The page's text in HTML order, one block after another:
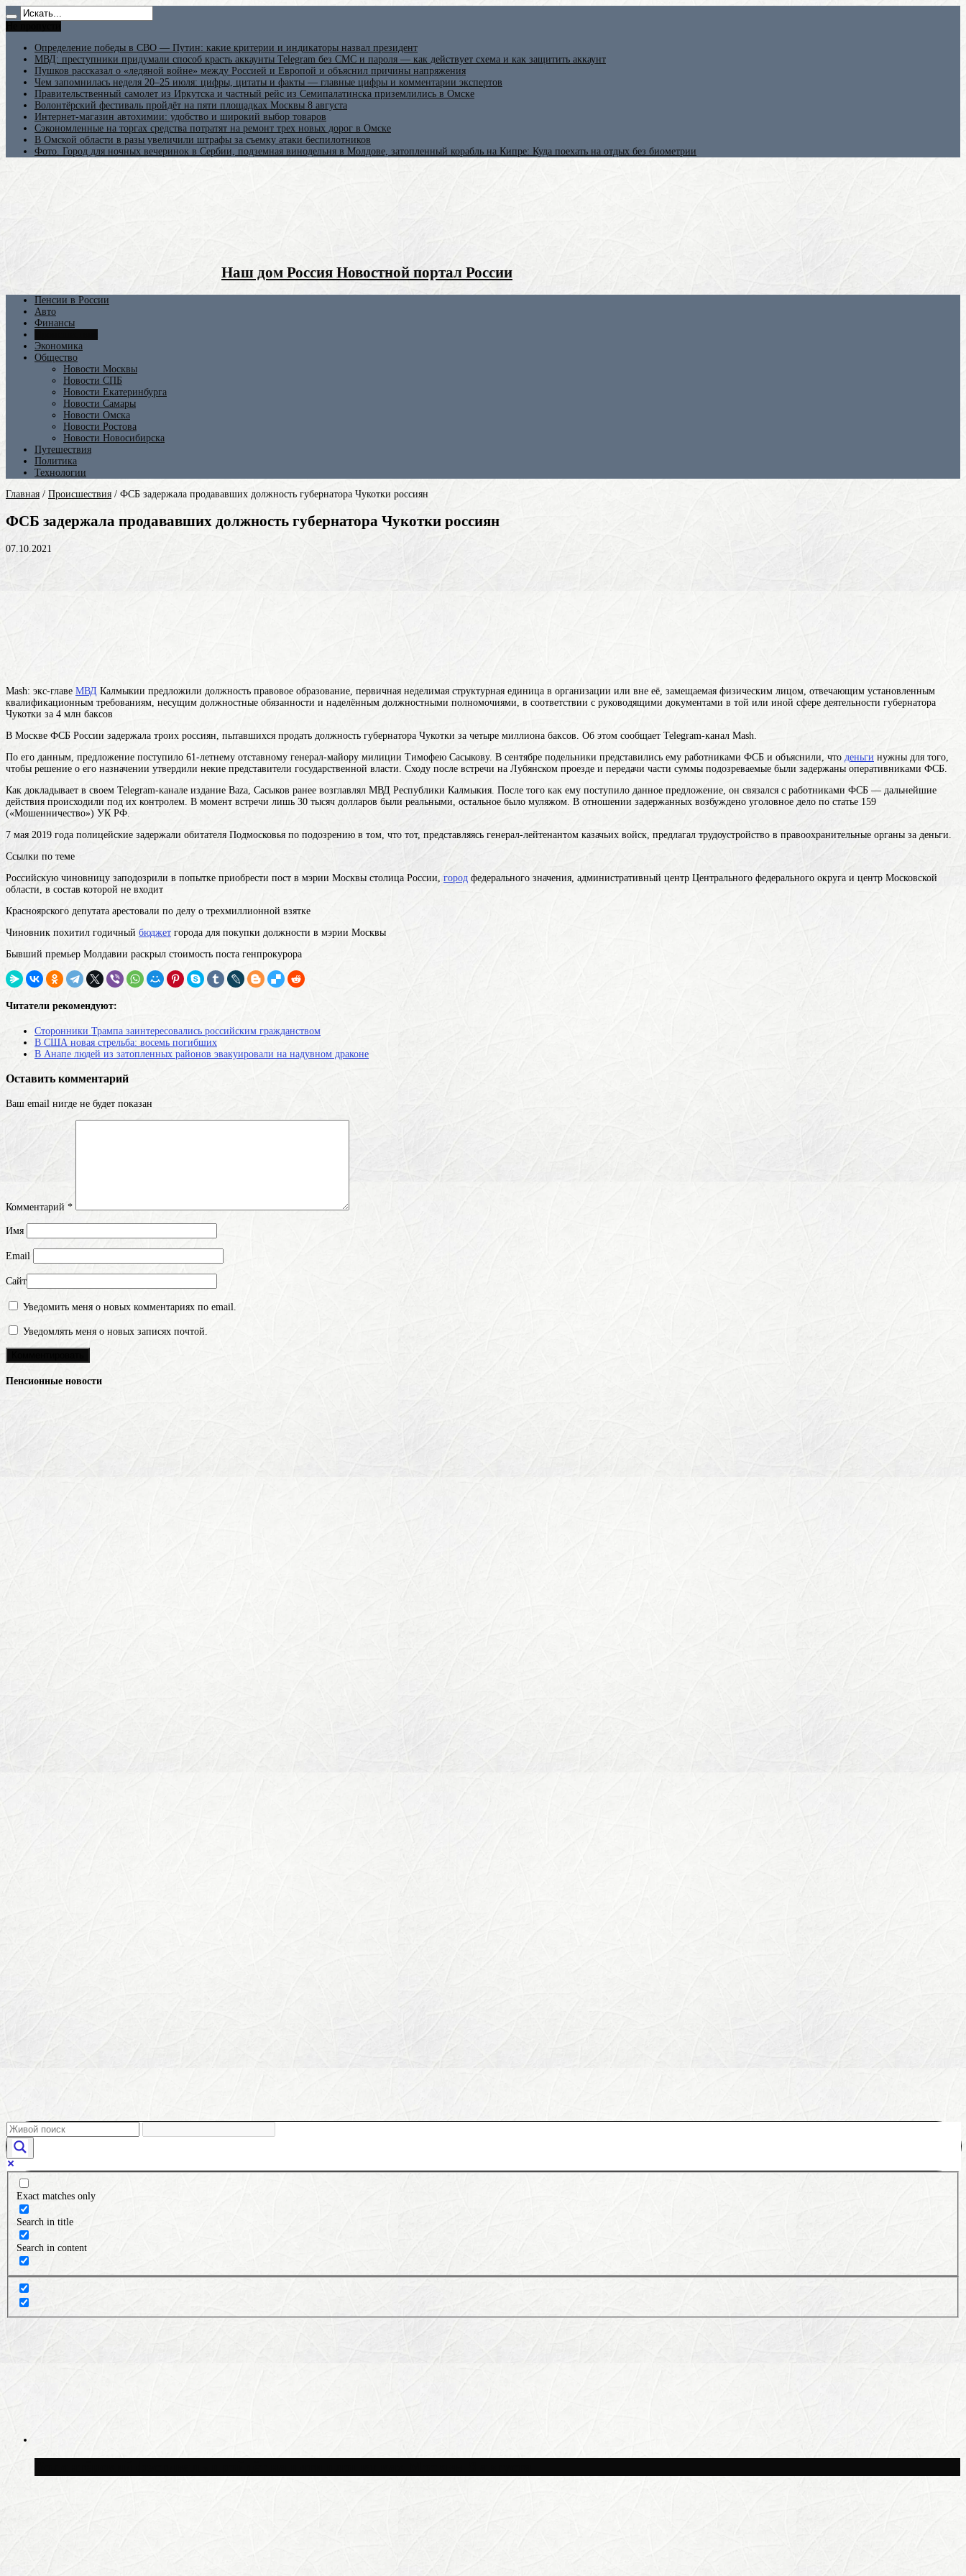
Определение победы в СВО — Путин: какие критерии и индикаторы назвал президент
МВД: преступники придумали способ красть аккаунты Telegram без СМС и пароля — как действует схема и как защитить аккаунт
Пушков рассказал о «ледяной войне» между Россией и Европой и объяснил причины напряжения
Чем запомнилась неделя 20–25 июля: цифры, цитаты и факты — главные цифры и комментарии экспертов
Правительственный самолет из Иркутска и частный рейс из Семипалатинска приземлились в Омске
Волонтёрский фестиваль пройдёт на пяти площадках Москвы 8 августа
Интернет-магазин автохимии: удобство и широкий выбор товаров
Сэкономленные на торгах средства потратят на ремонт трех новых дорог в Омске
В Омской области в разы увеличили штрафы за съемку атаки беспилотников
Фото. Город для ночных вечеринок в Сербии, подземная винодельня в Молдове, затопленный корабль на Кипре: Куда поехать на отдых без биометрии
Наш дом Россия Новостной портал России
Пенсии в России
Авто
Финансы
Экономика
Общество
Новости Москвы
Новости СПБ
Новости Екатеринбурга
Новости Самары
Новости Омска
Новости Ростова
Новости Новосибирска
Путешествия
Политика
Технологии
Главная / Происшествия / ФСБ задержала продававших должность губернатора Чукотки россиян
ФСБ задержала продававших должность губернатора Чукотки россиян
07.10.2021
Mash: экс-главе МВД Калмыкии предложили должность правовое образование, первичная неделимая структурная единица в организации или вне её, замещаемая физическим лицом, отвечающим установленным
квалификационным требованиям, несущим должностные обязанности и наделённым должностными полномочиями, в соответствии с руководящими документами в той или иной сфере деятельности губернатора
Чукотки за 4 млн баксов
В Москве ФСБ России задержала троих россиян, пытавшихся продать должность губернатора Чукотки за четыре миллиона баксов. Об этом cообщает Telegram-канал Mash.
По его данным, предложение поступило 61-летнему отставному генерал-майору милиции Тимофею Сасыкову. В сентябре подельники представились ему работниками ФСБ и объяснили, что деньги нужны для того,
чтобы решение о его назначении утвердили некие представители государственной власти. Сходу после встречи на Лубянском проезде и передачи части суммы подозреваемые были задержаны оперативниками ФСБ.
Как докладывает в своем Telegram-канале издание Baza, Сасыков ранее возглавлял МВД Республики Калмыкия. После того как ему поступило данное предложение, он связался с работниками ФСБ — дальнейшие
действия происходили под их контролем. В момент встречи лишь 30 тысяч долларов были реальными, остальное было муляжом. В отношении задержанных возбуждено уголовное дело по статье 159
(«Мошенничество») УК РФ.
7 мая 2019 года полицейские задержали обитателя Подмосковья по подозрению в том, что тот, представляясь генерал-лейтенантом казачьих войск, предлагал трудоустройство в правоохранительные органы за деньги.
Ссылки по теме
Российскую чиновницу заподозрили в попытке приобрести пост в мэрии Москвы столица России, город федерального значения, административный центр Центрального федерального округа и центр Московской
области, в состав которой не входит
Красноярского депутата арестовали по делу о трехмиллионной взятке
Чиновник похитил годичный бюджет города для покупки должности в мэрии Москвы
Бывший премьер Молдавии раскрыл стоимость поста генпрокурора
Читатели рекомендуют:
Сторонники Трампа заинтересовались российским гражданством
В США новая стрельба: восемь погибших
В Анапе людей из затопленных районов эвакуировали на надувном драконе
Оставить комментарий
Ваш email нигде не будет показан
Комментарий *
Имя
Email
Сайт
Уведомить меня о новых комментариях по email.
Уведомлять меня о новых записях почтой.
Пенсионные новости
Exact matches only
Search in title
Search in content